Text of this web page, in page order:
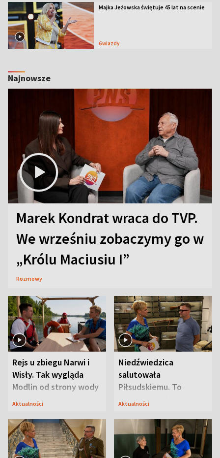
Majka Jeżowska świętuje 45 lat na scenie
Gwiazdy
Najnowsze
Marek Kondrat wraca do TVP.
We wrześniu zobaczymy go w
„Królu Maciusiu I”
Rozmowy
Rejs u zbiegu Narwi i
Wisły. Tak wygląda
Modlin od strony wody
Aktualności
Niedźwiedzica
salutowała
Piłsudskiemu. To
niejedyna tajemnica
Aktualności